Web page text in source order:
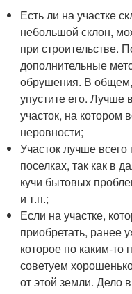
Есть ли на участке
небольшой склон,
при строительстве.
дополнительные
обрушения. В
упустите его. Лучше
участок, на котором
неровности;
Участок лучше
поселках, так как в
кучи бытовых
и т.п.;
Если на участке,
приобретать, ранее
которое по каким-то
советуем
от этой земли. Дело